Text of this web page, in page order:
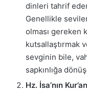
dinleri tahrif
Genellikle
olması gereken
kutsallaştırmak
sevginin bile,
sapkınlığa
Hz. İsa’nın